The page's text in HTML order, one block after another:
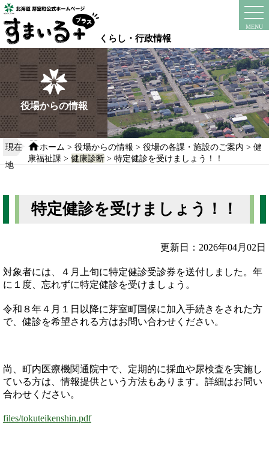
本
文
へ
移
動
る
くらし・行政情報
MENU
instagram
役場からの情報
現在
地
ホーム >役場からの情報 >役場の各課・施設のご案内 >健
康福祉課 >健康診断 > 特定健診を受けましょう！！
特定健診を受けましょう！！
更新日：2026年04月02日
対象者には、４月上旬に特定健診受診券を送付しました。年
に１度、忘れずに特定健診を受けましょう。
令和８年４月１日以降に芽室町国保に加入手続きをされた方
で、健診を希望される方はお問い合わせください。
尚、町内医療機関通院中で、定期的に採血や尿検査を実施し
ている方は、情報提供という方法もあります。詳細はお問い
合わせください。
files/tokuteikenshin.pdf